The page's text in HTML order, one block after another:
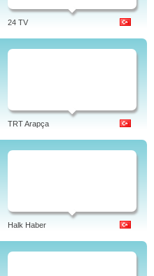
24 TV
TRT Arapça
Halk Haber